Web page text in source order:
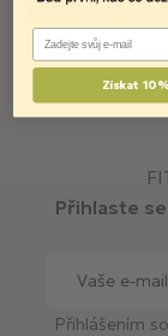
Přihlaste
Přihlášením
Email
Získat